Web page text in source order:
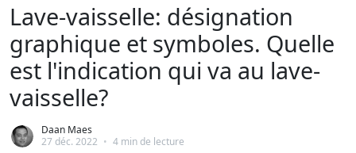
Lave-vaisselle: désignation
graphique et symboles. Quelle
est l'indication qui va au lave-
vaisselle?
Daan Maes
27 déc. 2022 • 4 min de lecture